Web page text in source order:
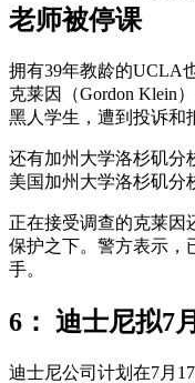
老师被停课
拥有39年教龄的UCLA
克莱因（Gordon Klein
黑人学生，遭到投诉和
还有加州大学洛杉矶分
美国加州大学洛杉矶分
正在接受调查的克莱因
保护之下。警方表示，
手。
6： 迪士尼拟7
迪士尼公司计划在7月